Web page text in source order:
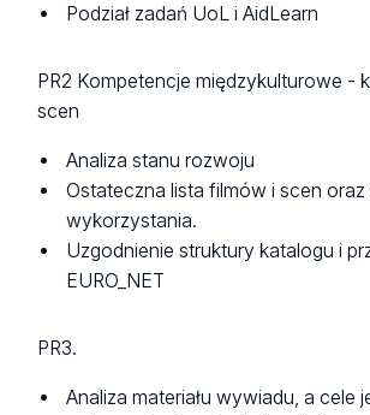
Podział zadań UoL i AidLearn
PR2 Kompetencje międzykulturowe -
scen
Analiza stanu rozwoju
Ostateczna lista filmów i scen oraz
wykorzystania.
Uzgodnienie struktury katalogu i
EURO_NET
PR3.
Analiza materiału wywiadu, a cele